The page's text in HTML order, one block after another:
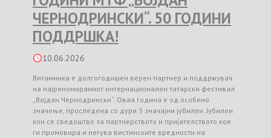
ЧЕРНОДРИНСКИ“. 50 ГОДИНИ
ПОДДРШКА!
10.06.2026
Витаминка е долгогодишен верен партнер и поддржувач
на најреномираниот интернационален татарски фестивал
„Војдан Чернодрински“. Оваа година е од особено
значење, проследена со дури 3 значајни јубилеи. Јубилеи
кои се сведоштво за партнерството и пријателството кое
ги промовира и негува вистинските вредности на